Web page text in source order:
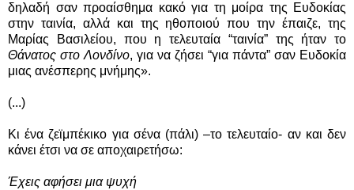
δηλαδή σαν προαίσθημα κακό για τη μοίρα της Ευδοκίας
στην ταινία, αλλά και της ηθοποιού που την έπαιζε, της
Μαρίας Βασιλείου, που η τελευταία “ταινία” της ήταν το
Θάνατος στο Λονδίνο, για να ζήσει “για πάντα” σαν Ευδοκία
μιας ανέσπερης μνήμης».
(...)
Κι ένα ζεϊμπέκικο για σένα (πάλι) –το τελευταίο- αν και δεν
κάνει έτσι να σε αποχαιρετήσω:
Έχεις αφήσει μια ψυχή